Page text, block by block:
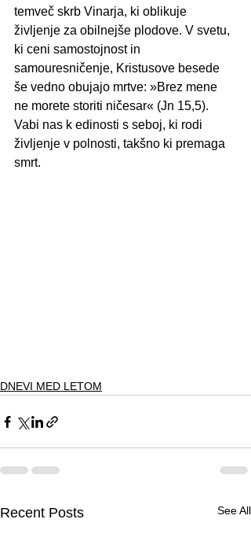
temveč skrb Vinarja, ki oblikuje
življenje za obilnejše plodove. V svetu,
ki ceni samostojnost in
samouresničenje, Kristusove besede
še vedno obujajo mrtve: »Brez mene
ne morete storiti ničesar« (Jn 15,5).
Vabi nas k edinosti s seboj, ki rodi
življenje v polnosti, takšno ki premaga
smrt.
DNEVI MED LETOM
Recent Posts See All